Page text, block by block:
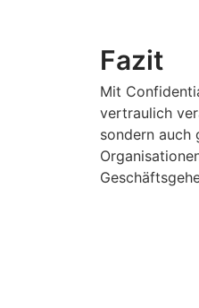
Fazit
Mit
vertraulich
sondern auch